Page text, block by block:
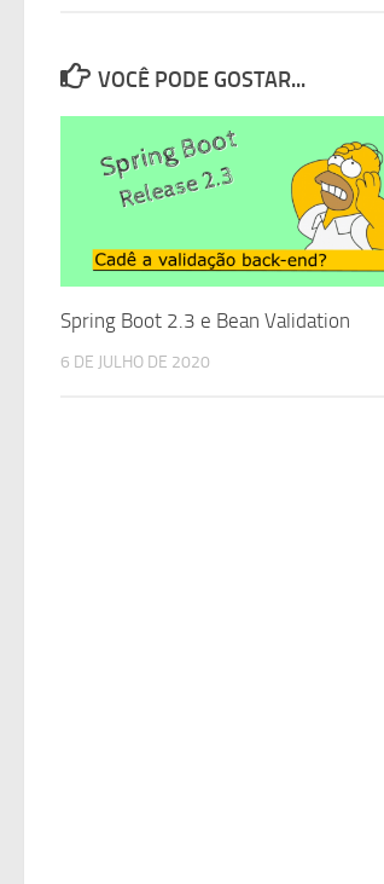
VOCÊ PODE GOSTAR...
Spring Boot 2.3 e Bean Validation
6 DE JULHO DE 2020